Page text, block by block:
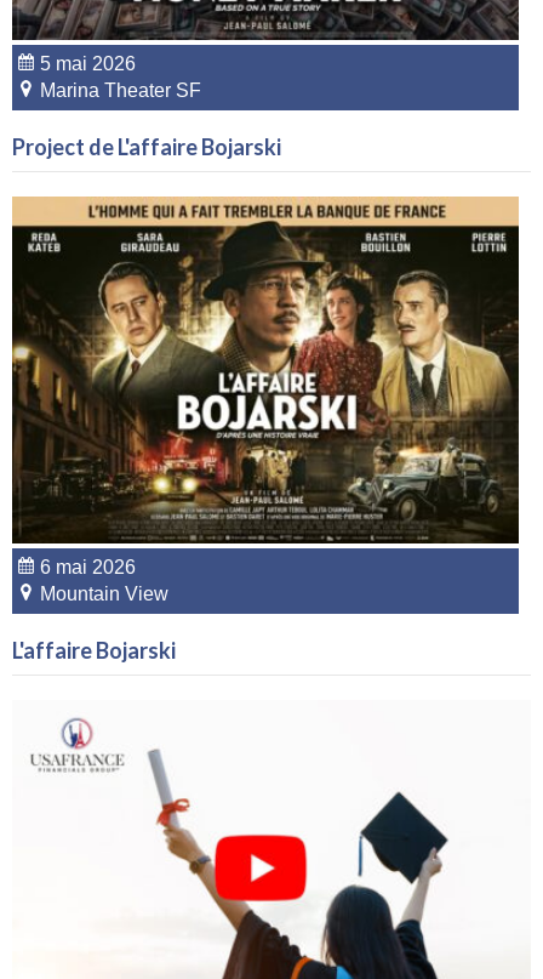
5 mai 2026
Marina Theater SF
Project de L'affaire Bojarski
6 mai 2026
Mountain View
L'affaire Bojarski